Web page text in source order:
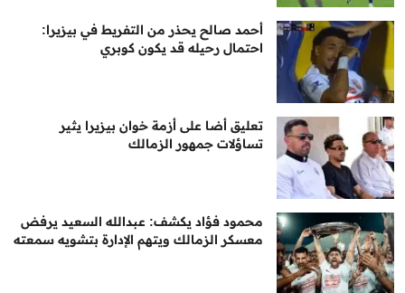
أحمد صالح يحذر من التفريط في بيزيرا:
احتمال رحيله قد يكون كوبري
تعليق أضا على أزمة خوان بيزيرا يثير
تساؤلات جمهور الزمالك
محمود فؤاد يكشف: عبدالله السعيد يرفض
معسكر الزمالك ويتهم الإدارة بتشويه سمعته